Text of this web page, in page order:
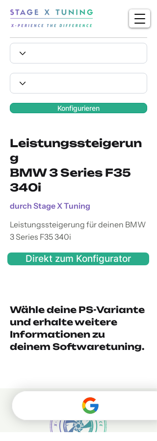
Konfigurieren
Leistungssteigerun
g
BMW 3 Series F35
340i
durch Stage X Tuning
Leistungssteigerung für deinen BMW
3 Series F35 340i
Direkt zum Konfigurator
Wähle deine PS-Variante
und erhalte weitere
Informationen zu
deinem Softwaretuning.